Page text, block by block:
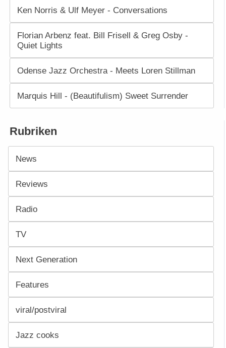
Ken Norris & Ulf Meyer - Conversations
Florian Arbenz feat. Bill Frisell & Greg Osby -
Quiet Lights
Odense Jazz Orchestra - Meets Loren Stillman
Marquis Hill - (Beautifulism) Sweet Surrender
Rubriken
News
Reviews
Radio
TV
Next Generation
Features
viral/postviral
Jazz cooks